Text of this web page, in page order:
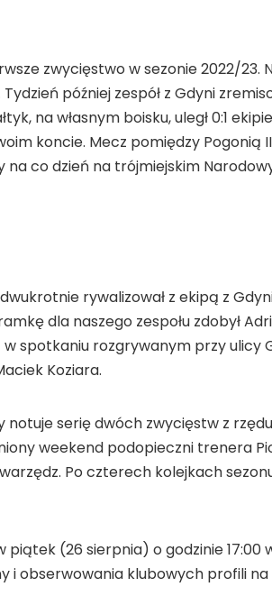
zwycięstwo w sezonie 2022/23.
później zespół z Gdyni
na własnym boisku, uległ 0:1
koncie. Mecz pomiędzy Pogonią II
na co dzień na trójmiejskim
rywalizował z ekipą z
dla naszego zespołu zdobył
spotkaniu rozgrywanym przy ulicy
Koziara.
notuje serię dwóch zwycięstw z
weekend podopieczni trenera
Po czterech kolejkach
(26 sierpnia) o godzinie 17:00
i obserwowania klubowych profili